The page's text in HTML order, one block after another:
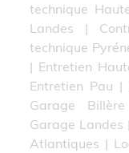
technique
Landes |
technique
| Entretien
Entretien Pau |
Garage Billère
Garage Landes |
Atlantiques |